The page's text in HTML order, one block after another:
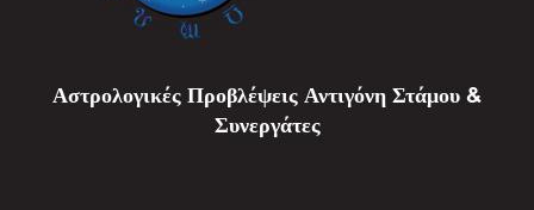
Αστρολογικές Προβλέψεις Αντιγόνη Στάμου &
Συνεργάτες